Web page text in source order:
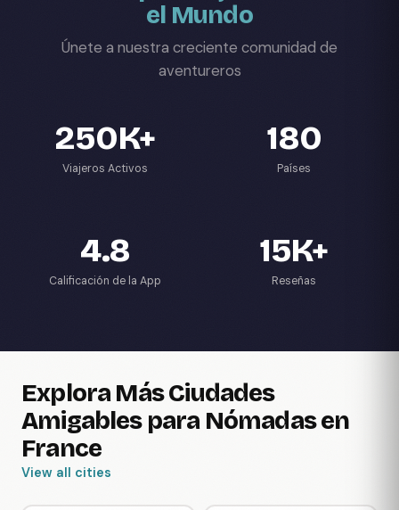
el Mundo
Únete a nuestra creciente comunidad de
aventureros
250K+
Viajeros Activos
180
Países
4.8
Calificación de la App
15K+
Reseñas
Explora Más Ciudades
Amigables para Nómadas en
France
View all cities